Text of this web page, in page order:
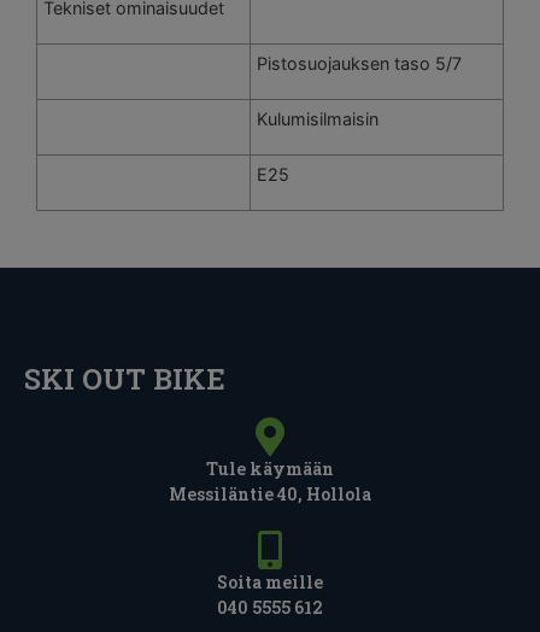
Tekniset ominaisuudet
Pistosuojauksen taso 5/7
Kulumisilmaisin
E25
SKI OUT BIKE
Tule käymään
Messiläntie 40, Hollola
Soita meille
040 5555 612